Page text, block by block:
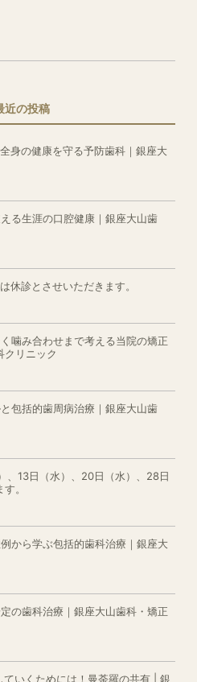
近の投稿
身の健康を守る予防歯科｜銀座大
る生涯の口腔健康｜銀座大山歯
診とさせいただきます。
噛み合わせまで考える当院の矯正
クリニック
包括的歯周病治療｜銀座大山歯
13日（水）、20日（水）、28日
。
から学ぶ包括的歯科治療｜銀座大
の歯科治療｜銀座大山歯科・矯正
ていくためには！曼荼羅の共有 | 銀